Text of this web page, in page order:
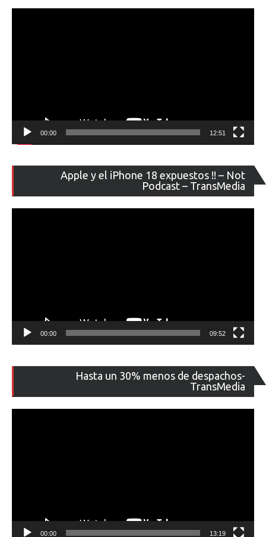
00:00 12:51
Apple y el iPhone 18 expuestos !! – Not
Podcast – TransMedia
de
00:00 09:52
Hasta un 30% menos de despachos-
TransMedia
de
00:00 13:19